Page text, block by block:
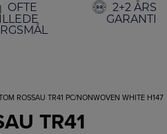
OFTE
2+2 ÅRS
GARANTI
ROSSAU TR41 PC/NONWOVEN WHITE H147
TR41